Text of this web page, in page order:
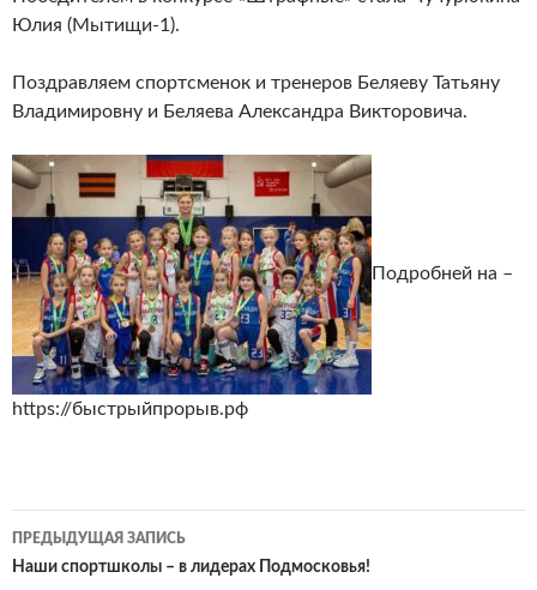
Юлия (Мытищи-1).
Поздравляем спортсменок и тренеров Беляеву Татьяну
Владимировну и Беляева Александра Викторовича.
Подробней на –
https://быстрыйпрорыв.рф
Навигация
по
ПРЕДЫДУЩАЯ ЗАПИСЬ
Наши спортшколы – в лидерах Подмосковья!